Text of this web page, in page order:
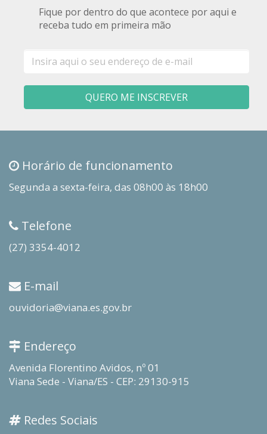
Fique por dentro do que acontece por aqui e
receba tudo em primeira mão
mail
QUERO ME INSCREVER
Horário de funcionamento
Segunda a sexta-feira, das 08h00 às 18h00
Telefone
(27) 3354-4012
E-mail
ouvidoria@viana.es.gov.br
Endereço
Avenida Florentino Avidos, nº 01
Viana Sede - Viana/ES - CEP: 29130-915
Redes Sociais